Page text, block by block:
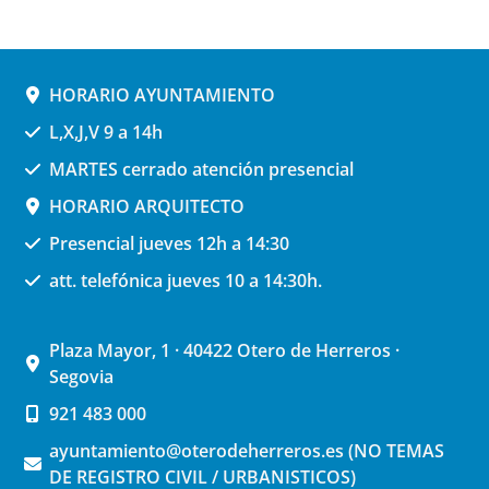
HORARIO AYUNTAMIENTO
L,X,J,V 9 a 14h
MARTES cerrado atención presencial
HORARIO ARQUITECTO
Presencial jueves 12h a 14:30
att. telefónica jueves 10 a 14:30h.
Plaza Mayor, 1 · 40422 Otero de Herreros ·
Segovia
921 483 000
ayuntamiento@oterodeherreros.es (NO TEMAS
DE REGISTRO CIVIL / URBANISTICOS)